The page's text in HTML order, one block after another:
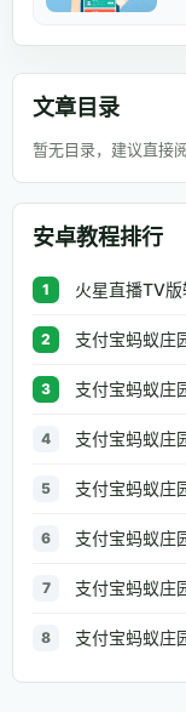
文章目录
暂无目录，建议直接
安卓教程排行
1 火星直播TV
2
3
4 支付宝蚂蚁庄
5 支付宝蚂蚁庄
6
7
8